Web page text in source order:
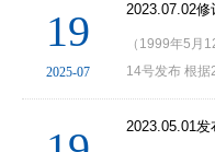
根据《中华人
19
2025-07
（1999年5月
14号发布 根
规的决定》第
修改和废止部